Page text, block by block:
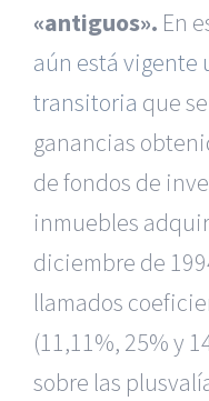
«antiguos». En
aún está vigente
transitoria que
ganancias
de fondos de
inmuebles
diciembre de
llamados
(11,11%, 25% y
sobre las